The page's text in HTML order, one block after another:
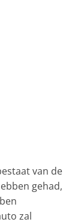
van de
gehad,
zal